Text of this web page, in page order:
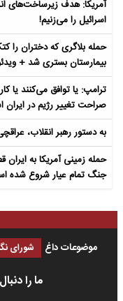
آمریکا: هدف زیرساخت‌های
اسرائیل را می‌زنیم!
حمله بلاگری که دختران را
بیمارستان بستری شد +
ترامپ: یا توافق می‌کنند یا
صراحت تغییر رژیم در
به دستور رهبر انقلاب،
حمله زمینی آمریکا به
جنگ تمام عیار شروع شده
موضوعات داغ شورای
ما را